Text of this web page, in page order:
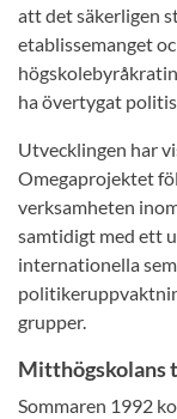
att det säkerligen
etablissemanget
ha övertygat
Utvecklingen har
Omegaprojektet
verksamheten
samtidigt med ett
internationella
grupper.
Mitthögskolans
Sommaren 1992